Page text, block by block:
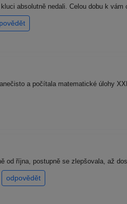
absolutně nedali. Celou dobu k
a počítala matematické úlohy
října, postupně se zlepšovala, až
odpovědět